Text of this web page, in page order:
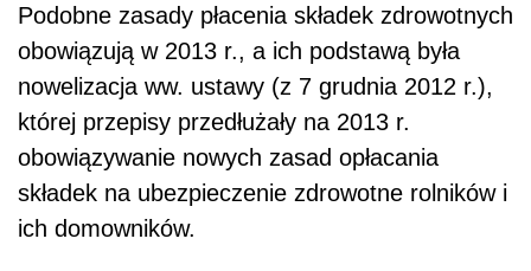
Podobne zasady płacenia składek zdrowotnych
obowiązują w 2013 r., a ich podstawą była
nowelizacja ww. ustawy (z 7 grudnia 2012 r.),
której przepisy przedłużały na 2013 r.
obowiązywanie nowych zasad opłacania
składek na ubezpieczenie zdrowotne rolników i
ich domowników.